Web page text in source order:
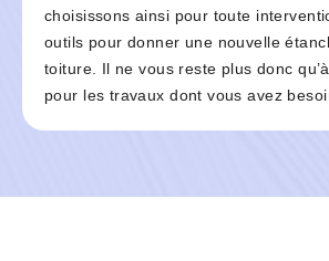
choisissons ainsi pour toute
outils pour donner une nouvelle
toiture. Il ne vous reste plus donc
pour les travaux dont vous avez